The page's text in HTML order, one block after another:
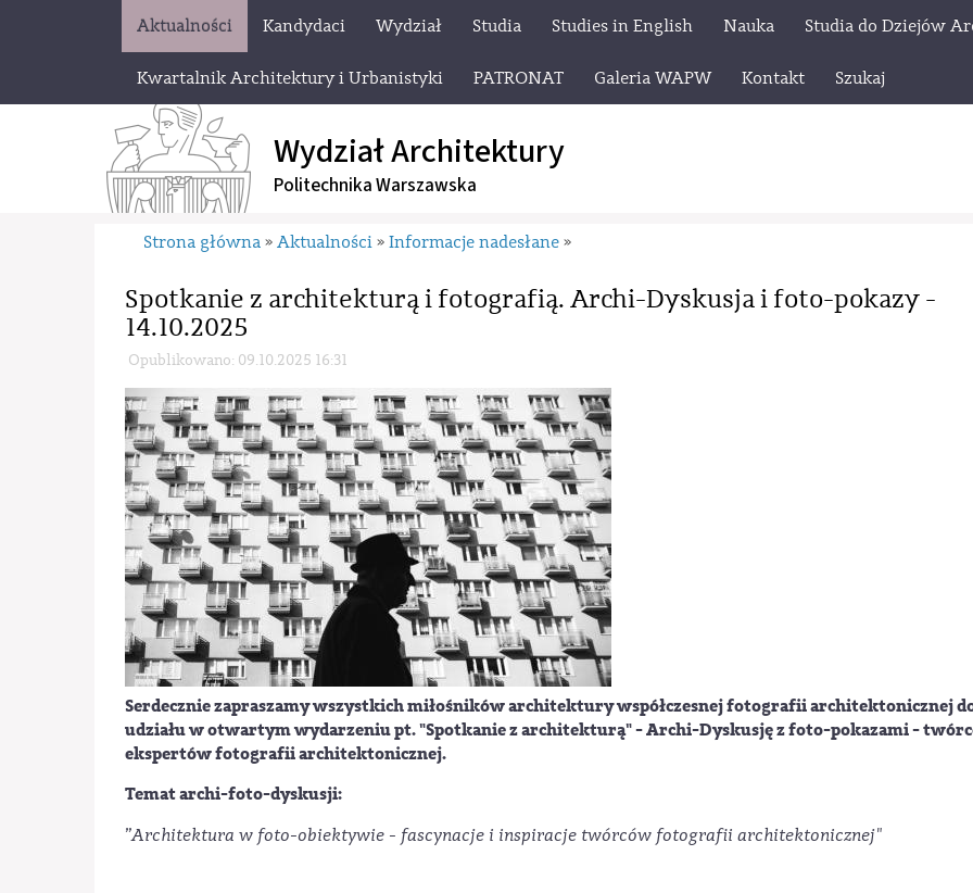
Aktualności Kandydaci Wydział Studia Studies in English Nauka Studia do Dziejów
Kwartalnik Architektury i Urbanistyki PATRONAT Galeria WAPW Kontakt Szukaj
Wydział Architektury
Politechnika Warszawska
Strona główna » Aktualności » Informacje nadesłane »
Spotkanie z architekturą i fotografią. Archi-Dyskusja i foto-pokazy -
14.10.2025
Opublikowano: 09.10.2025 16:31
Serdecznie zapraszamy wszystkich miłośników architektury współczesnej fotografii architektonicznej
udziału w otwartym wydarzeniu pt. "Spotkanie z architekturą" - Archi-Dyskusję z foto-pokazami -
ekspertów fotografii architektonicznej.
Temat archi-foto-dyskusji:
”Architektura w foto-obiektywie - fascynacje i inspiracje twórców fotografii architektonicznej"